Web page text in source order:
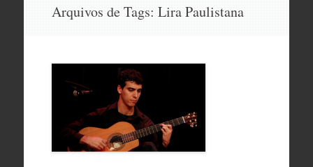
Arquivos de Tags: Lira Paulistana